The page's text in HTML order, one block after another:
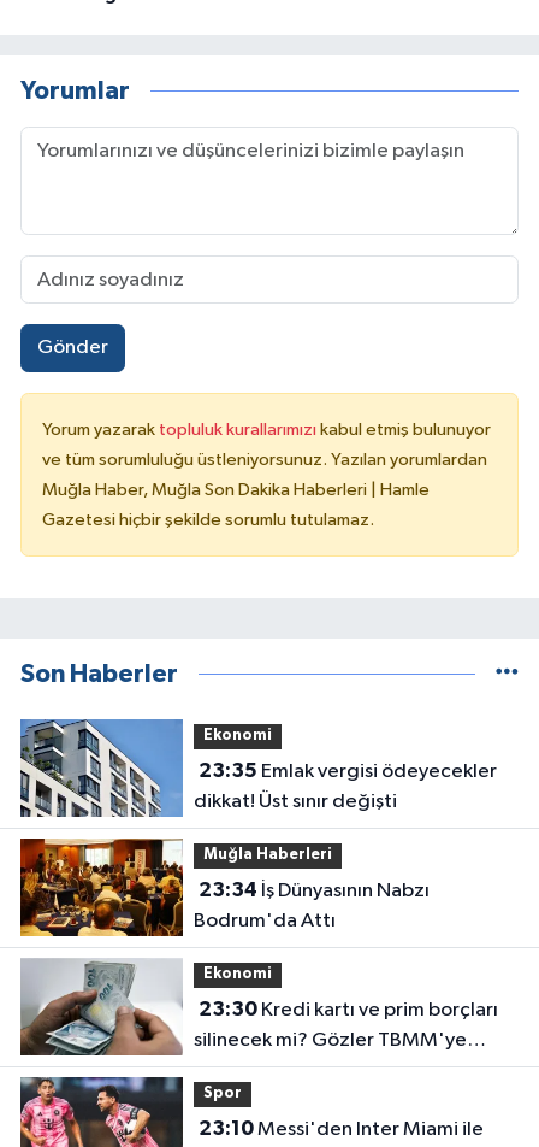
Yorumlar
Gönder
Yorum yazarak topluluk kurallarımızı kabul etmiş bulunuyor
ve tüm sorumluluğu üstleniyorsunuz. Yazılan yorumlardan
Muğla Haber, Muğla Son Dakika Haberleri | Hamle
Gazetesi hiçbir şekilde sorumlu tutulamaz.
Son Haberler
Ekonomi
23:35
dikkat! Üst sınır değişti
Muğla Haberleri
23:34
Bodrum'da Attı
Ekonomi
23:30Kredi kartı ve prim borçları
silinecek mi? Gözler TBMM'ye
çevrildi
Spor
23:10Messi'den Inter Miami ile